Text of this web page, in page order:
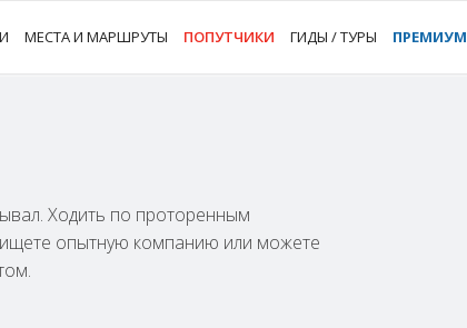
МЕСТА И МАРШРУТЫ ПОПУТЧИКИ ГИДЫ / ТУРЫ ПРЕМИУМ
Ходить по проторенным
опытную компанию или можете